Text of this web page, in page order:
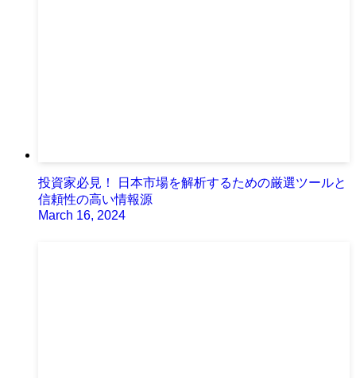
投資家必見！ 日本市場を解析するための厳選ツールと
信頼性の高い情報源
March 16, 2024